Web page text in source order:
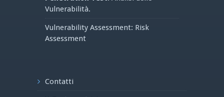
Vulnerabilità.
Vulnerability Assessment: Risk
Assessment
Contatti